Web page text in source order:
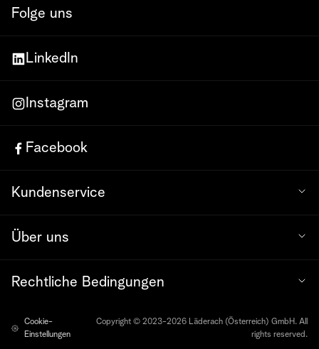
Folge uns
LinkedIn
Instagram
Facebook
Kundenservice
Über uns
Rechtliche Bedingungen
Cookie-
Einstellungen
Copyright © 2023-2026 Läderach (Österreich) GmbH. All
rights reserved.